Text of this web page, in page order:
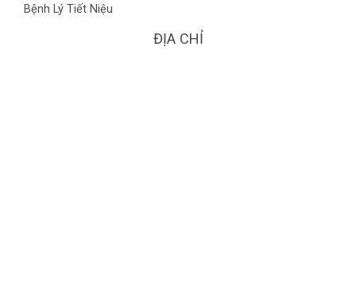
Bệnh Lý Tiết Niệu
ĐỊA CHỈ